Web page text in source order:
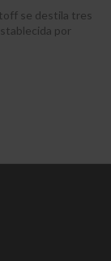
se destila tres
por